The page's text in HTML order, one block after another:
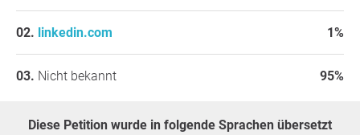
linkedin.com 1%
Nicht bekannt 95%
Diese Petition wurde in folgende Sprachen übersetzt